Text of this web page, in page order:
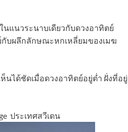
นแนวระนาบเดียวกับดวงอาทิตย์
บผลึกลักษณะหกเหลี่ยมของเมฆ
นได้ชัดเมื่อดวงอาทิตย์อยู่ต่ำ ฝั่งที่อยู่
ประเทศสวีเดน